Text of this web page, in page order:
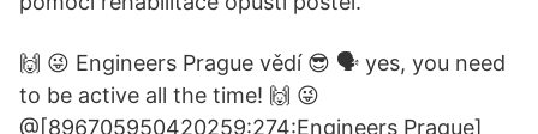
🙌 😜 Engineers Prague vědí 😎 🗣 yes, you need
to be active all the time! 🙌 😜
@[896705950420259:274:Engineers Prague]